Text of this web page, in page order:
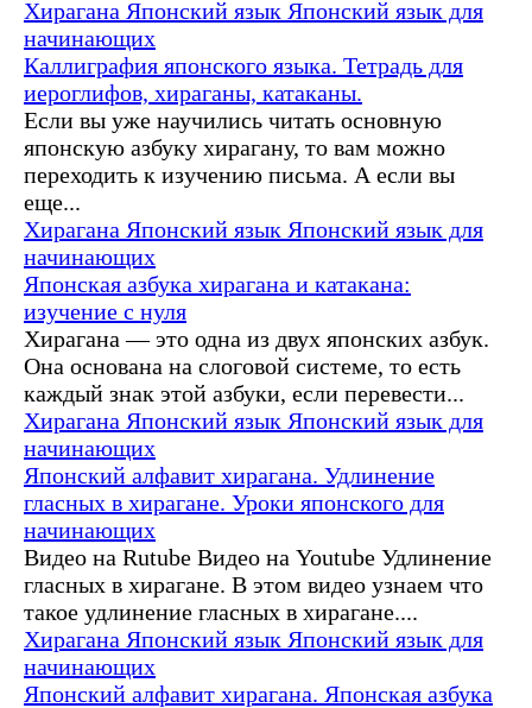
Хирагана Японский язык Японский язык для
начинающих
Каллиграфия японского языка. Тетрадь для
иероглифов, хираганы, катаканы.
Если вы уже научились читать основную
японскую азбуку хирагану, то вам можно
переходить к изучению письма. А если вы
еще...
Хирагана Японский язык Японский язык для
начинающих
Японская азбука хирагана и катакана:
изучение с нуля
Хирагана — это одна из двух японских азбук.
Она основана на слоговой системе, то есть
каждый знак этой азбуки, если перевести...
Хирагана Японский язык Японский язык для
начинающих
Японский алфавит хирагана. Удлинение
гласных в хирагане. Уроки японского для
начинающих
Видео на Rutube Видео на Youtube Удлинение
гласных в хирагане. В этом видео узнаем что
такое удлинение гласных в хирагане....
Хирагана Японский язык Японский язык для
начинающих
Японский алфавит хирагана. Японская азбука